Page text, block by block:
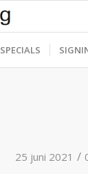
SPECIALS
25 juni 2021 /